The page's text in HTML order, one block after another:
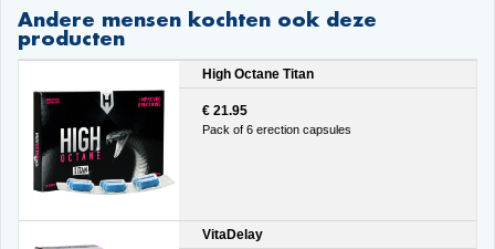
Andere mensen kochten ook deze
producten
High Octane Titan
€ 21.95
Pack of 6 erection capsules
VitaDelay